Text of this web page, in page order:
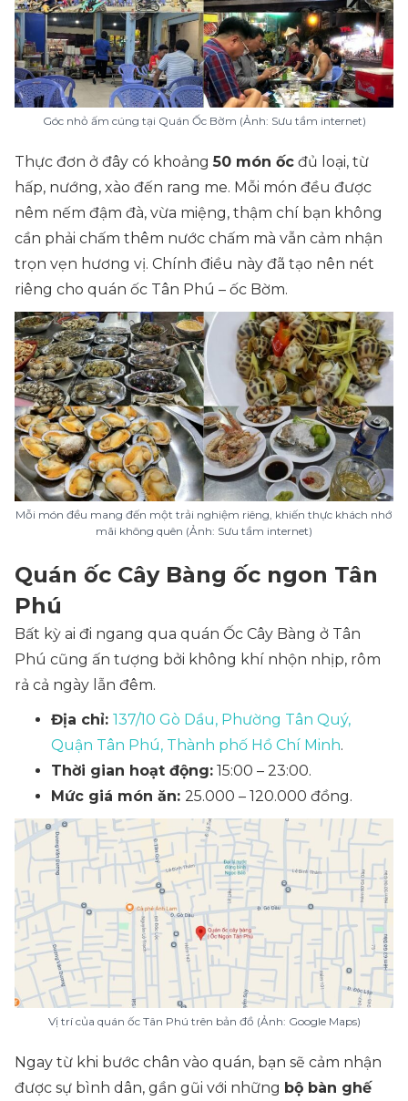
Góc nhỏ ấm cúng tại Quán Ốc Bờm (Ảnh: Sưu tầm internet)
Thực đơn ở đây có khoảng50 món ốc đủ loại, từ
hấp, nướng, xào đến rang me. Mỗi món đều được
nêm nếm đậm đà, vừa miệng, thậm chí bạn không
cần phải chấm thêm nước chấm mà vẫn cảm nhận
trọn vẹn hương vị. Chính điều này đã tạo nên nét
riêng cho quán ốc Tân Phú – ốc Bờm.
Mỗi món đều mang đến một trải nghiệm riêng, khiến thực khách nhớ
mãi không quên (Ảnh: Sưu tầm internet)
Quán ốc Cây Bàng ốc ngon Tân
Phú
Bất kỳ ai đi ngang qua quán Ốc Cây Bàng ở Tân
Phú cũng ấn tượng bởi không khí nhộn nhịp, rôm
rả cả ngày lẫn đêm.
Địa chỉ: 137/10 Gò Dầu, Phường Tân Quý,
Quận Tân Phú, Thành phố Hồ Chí Minh.
Thời gian hoạt động: 15:00 – 23:00.
Mức giá món ăn: 25.000 – 120.000 đồng.
Vị trí của quán ốc Tân Phú trên bản đồ (Ảnh: Google Maps)
Ngay từ khi bước chân vào quán, bạn sẽ cảm nhận
được sự bình dân, gần gũi với những bộ bàn ghế